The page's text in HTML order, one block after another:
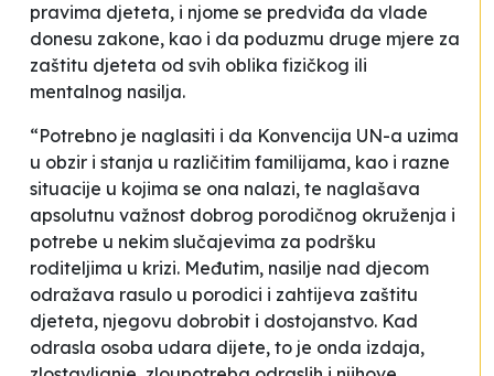
pravima djeteta, i njome se predviđa da vlade
donesu zakone, kao i da poduzmu druge mjere za
zaštitu djeteta od svih oblika fizičkog ili
mentalnog nasilja.
“Potrebno je naglasiti i da Konvencija UN-a uzima
u obzir i stanja u različitim familijama, kao i razne
situacije u kojima se ona nalazi, te naglašava
apsolutnu važnost dobrog porodičnog okruženja i
potrebe u nekim slučajevima za podršku
roditeljima u krizi. Međutim, nasilje nad djecom
odražava rasulo u porodici i zahtijeva zaštitu
djeteta, njegovu dobrobit i dostojanstvo. Kad
odrasla osoba udara dijete, to je onda izdaja,